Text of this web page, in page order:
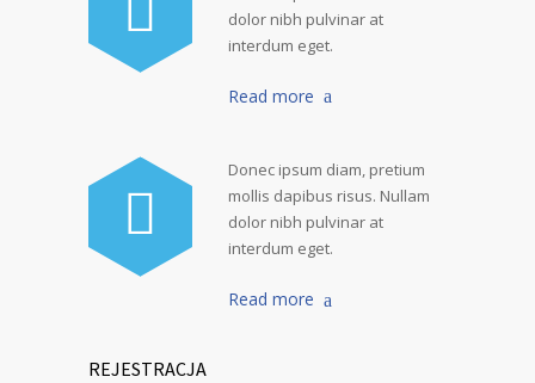
dolor nibh pulvinar at
interdum eget.
Read more
Donec ipsum diam, pretium
mollis dapibus risus. Nullam
dolor nibh pulvinar at
interdum eget.
Read more
REJESTRACJA